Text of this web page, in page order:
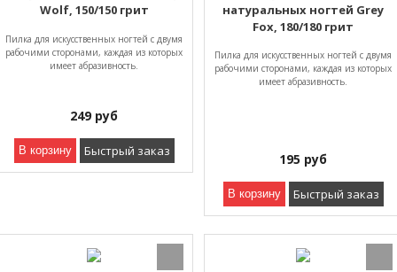
Wolf, 150/150 грит
Пилка для искусственных ногтей с двумя
рабочими сторонами, каждая из которых
имеет абразивность.
249 руб
В корзину Быстрый заказ
натуральных ногтей Grey
Fox, 180/180 грит
Пилка для искусственных ногтей с двумя
рабочими сторонами, каждая из которых
имеет абразивность.
195 руб
В корзину Быстрый заказ